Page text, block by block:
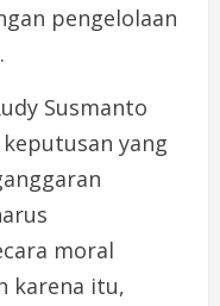
pengelolaan
Susmanto
yang
moral
karena itu,